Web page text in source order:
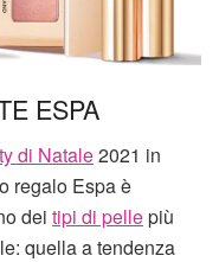
ESPA
di Natale2021 in
regalo Espa è
dei tipi di pellepiù
quella a tendenza